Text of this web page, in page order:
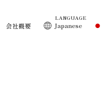
会社概要
LANGUAGE
Japanese
通